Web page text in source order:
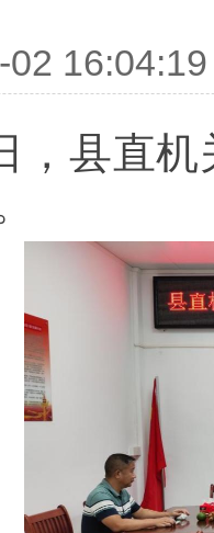
16:04:19
直机关